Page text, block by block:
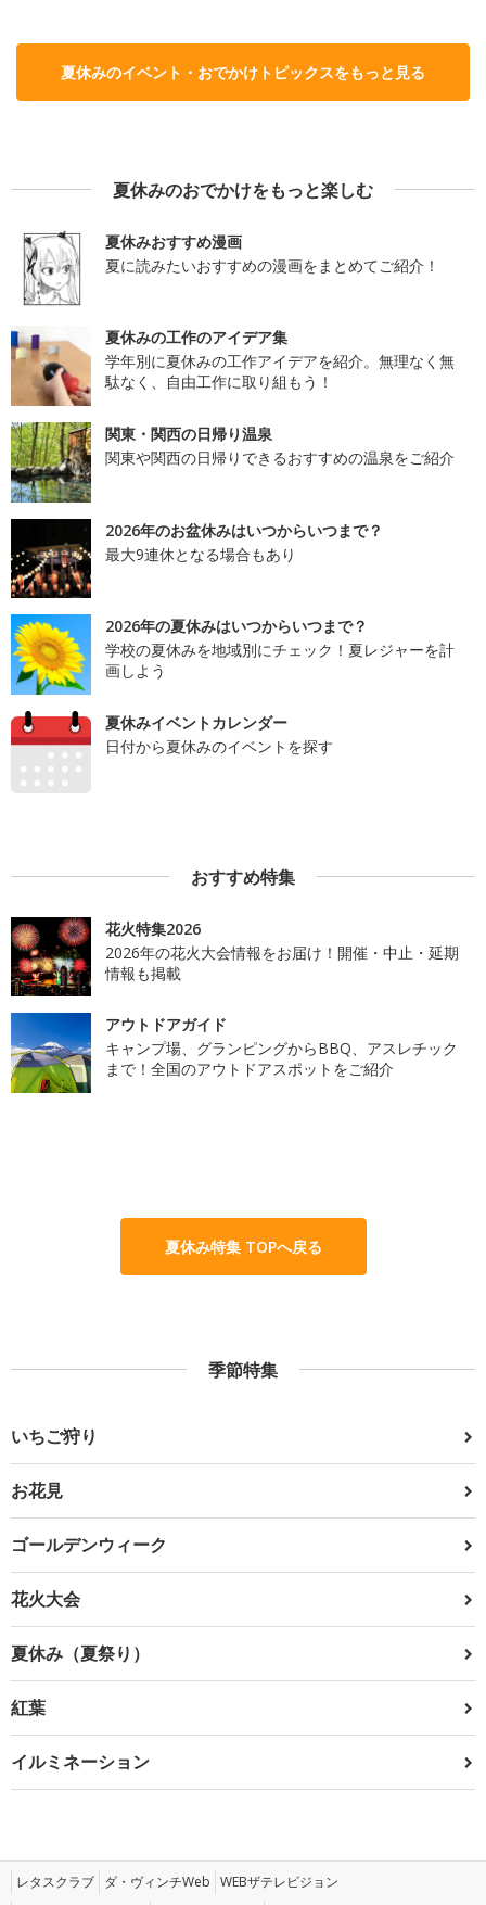
夏休みのイベント・おでかけトピックスをもっと見る
夏休みのおでかけをもっと楽しむ
夏休みおすすめ漫画
夏に読みたいおすすめの漫画をまとめてご紹介！
夏休みの工作のアイデア集
学年別に夏休みの工作アイデアを紹介。無理なく無
駄なく、自由工作に取り組もう！
関東・関西の日帰り温泉
関東や関西の日帰りできるおすすめの温泉をご紹介
2026年のお盆休みはいつからいつまで？
最大9連休となる場合もあり
2026年の夏休みはいつからいつまで？
学校の夏休みを地域別にチェック！夏レジャーを計
画しよう
夏休みイベントカレンダー
日付から夏休みのイベントを探す
おすすめ特集
花火特集2026
2026年の花火大会情報をお届け！開催・中止・延期
情報も掲載
アウトドアガイド
キャンプ場、グランピングからBBQ、アスレチック
まで！全国のアウトドアスポットをご紹介
夏休み特集 TOPへ戻る
季節特集
いちご狩り
お花見
ゴールデンウィーク
花火大会
夏休み（夏祭り）
紅葉
イルミネーション
レタスクラブ ダ・ヴィンチWeb WEBザテレビジョン